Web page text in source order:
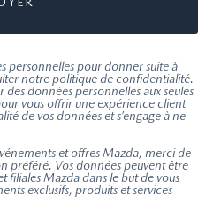
personnelles pour donner suite à
notre politique de confidentialité.
données personnelles aux seules
vous offrir une expérience client
de vos données et s’engage à ne
et offres Mazda, merci de
préféré. Vos données peuvent être
filiales Mazda dans le but de vous
exclusifs, produits et services